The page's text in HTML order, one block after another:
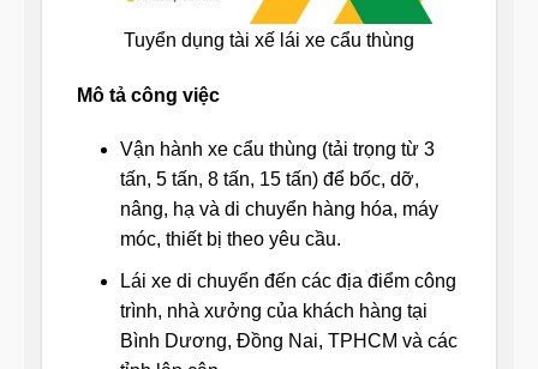
Tuyển dụng tài xế lái xe cẩu thùng
Mô tả công việc
Vận hành xe cẩu thùng (tải trọng từ 3
tấn, 5 tấn, 8 tấn, 15 tấn) để bốc, dỡ,
nâng, hạ và di chuyển hàng hóa, máy
móc, thiết bị theo yêu cầu.
Lái xe di chuyển đến các địa điểm công
trình, nhà xưởng của khách hàng tại
Bình Dương, Đồng Nai, TPHCM và các